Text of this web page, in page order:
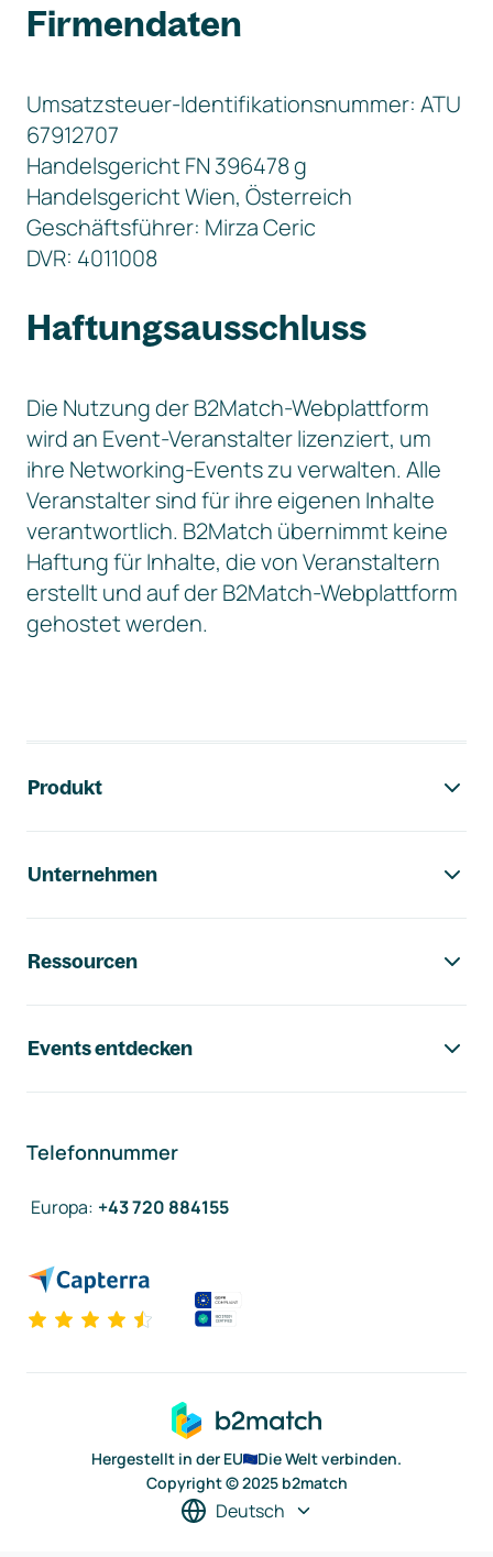
Firmendaten
Umsatzsteuer-Identifikationsnummer: ATU
67912707
Handelsgericht FN 396478 g
Handelsgericht Wien, Österreich
Geschäftsführer: Mirza Ceric
DVR: 4011008
Haftungsausschluss
Die Nutzung der B2Match-Webplattform
wird an Event-Veranstalter lizenziert, um
ihre Networking-Events zu verwalten. Alle
Veranstalter sind für ihre eigenen Inhalte
verantwortlich. B2Match übernimmt keine
Haftung für Inhalte, die von Veranstaltern
erstellt und auf der B2Match-Webplattform
gehostet werden.
Produkt
Unternehmen
Ressourcen
Events entdecken
Telefonnummer
Europa: +43 720 884155
Hergestellt in der EU
Die Welt verbinden.
Copyright © 2025 b2match
Deutsch